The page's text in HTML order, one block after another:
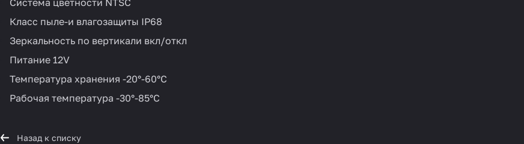
Система цветности NTSC
Класс пыле-и влагозащиты IP68
Зеркальность по вертикали вкл/откл
Питание 12V
Температура хранения -20°-60°С
Рабочая температура -30°-85°С
Назад к списку